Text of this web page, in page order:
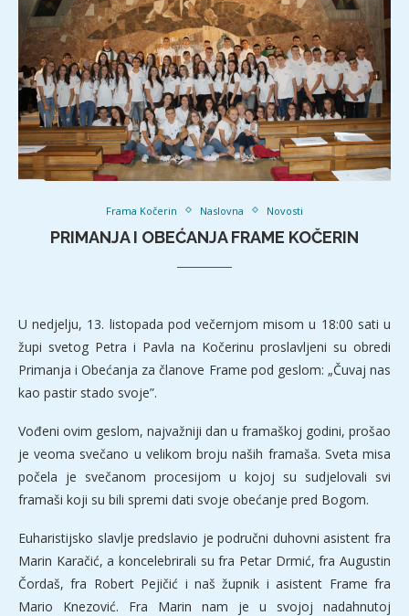
Frama Kočerin Naslovna Novosti
PRIMANJA I OBEĆANJA FRAME KOČERIN
U nedjelju, 13. listopada pod večernjom misom u 18:00 sati u
župi svetog Petra i Pavla na Kočerinu proslavljeni su obredi
Primanja i Obećanja za članove Frame pod geslom: „Čuvaj nas
kao pastir stado svoje”.
Vođeni ovim geslom, najvažniji dan u framaškoj godini, prošao
je veoma svečano u velikom broju naših framaša. Sveta misa
počela je svečanom procesijom u kojoj su sudjelovali svi
framaši koji su bili spremi dati svoje obećanje pred Bogom.
Euharistijsko slavlje predslavio je područni duhovni asistent fra
Marin Karačić, a koncelebrirali su fra Petar Drmić, fra Augustin
Čordaš, fra Robert Pejičić i naš župnik i asistent Frame fra
Mario Knezović. Fra Marin nam je u svojoj nadahnutoj